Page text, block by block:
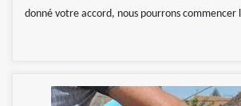
donné votre accord, nous pourrons commencer